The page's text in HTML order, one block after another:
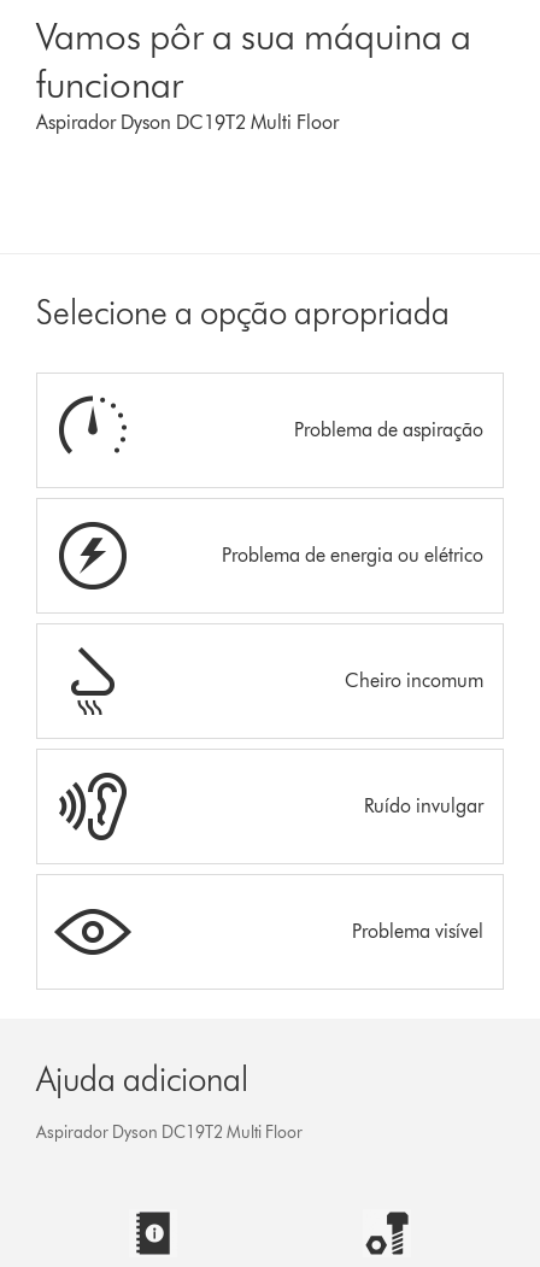
Vamos pôr a sua máquina a
funcionar
Aspirador Dyson DC19T2 Multi Floor
Selecione a opção apropriada
Problema de aspiração
Problema de energia ou elétrico
Cheiro incomum
Ruído invulgar
Problema visível
Ajuda adicional
Aspirador Dyson DC19T2 Multi Floor